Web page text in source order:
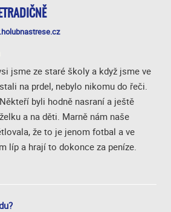
jsme ze staré školy a když jsme ve
na prdel, nebylo nikomu do řeči.
byli hodně nasraní a ještě
a na děti. Marně nám naše
že to je jenom fotbal a ve
líp a hrají to dokonce za peníze.